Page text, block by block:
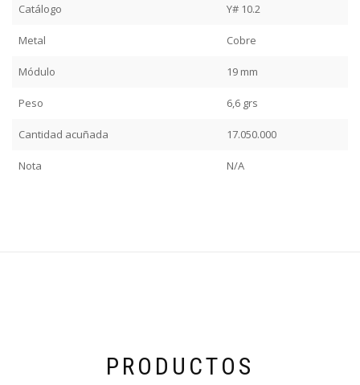
Catálogo Y# 10.2
Metal Cobre
Módulo 19 mm
Peso 6,6 grs
Cantidad acuñada 17.050.000
Nota N/A
PRODUCTOS